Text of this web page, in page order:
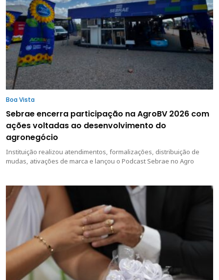
Boa Vista
Sebrae encerra participação na AgroBV 2026 com
ações voltadas ao desenvolvimento do
agronegócio
Instituição realizou atendimentos, formalizações, distribuição de
mudas, ativações de marca e lançou o Podcast Sebrae no Agro